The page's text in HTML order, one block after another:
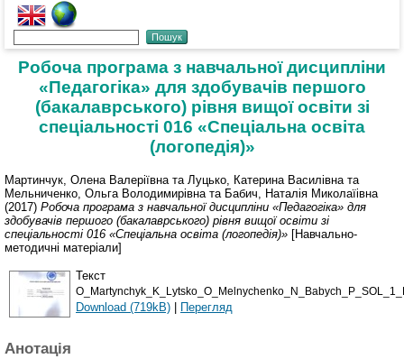
Робоча програма з навчальної дисципліни
«Педагогіка» для здобувачів першого
(бакалаврського) рівня вищої освіти зі
спеціальності 016 «Спеціальна освіта
(логопедія)»
Мартинчук, Олена Валеріївна та Луцько, Катерина Василівна та
Мельниченко, Ольга Володимирівна та Бабич, Наталія Миколаїівна
(2017) Робоча програма з навчальної дисципліни «Педагогіка» для
здобувачів першого (бакалаврського) рівня вищої освіти зі
спеціальності 016 «Спеціальна освіта (логопедія)» [Навчально-
методичні матеріали]
Текст
Download (719kB) | Перегляд
Анотація